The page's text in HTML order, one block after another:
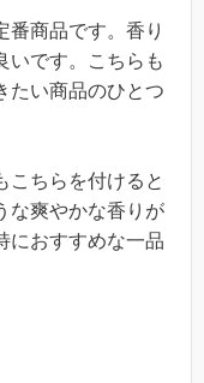
番商品です。香り
いです。こちらも
たい商品のひとつ
こちらを付けると
な爽やかな香りが
におすすめな一品